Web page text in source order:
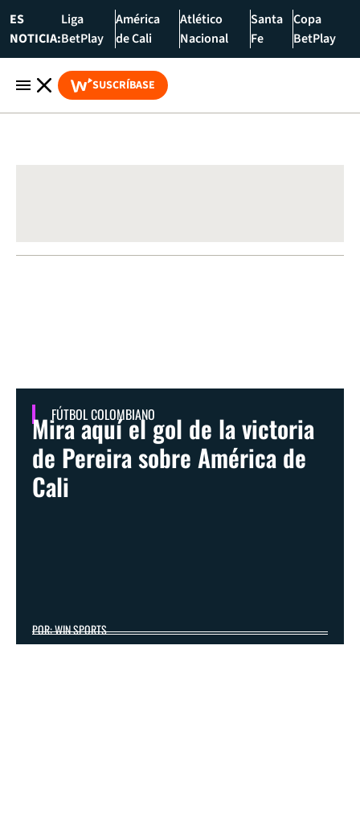
ES
NOTICIA:
Liga
BetPlay
América
de Cali
Atlético
Nacional
Santa
Fe
Copa
BetPlay
SUSCRÍBASE
FÚTBOL COLOMBIANO
Mira aquí el gol de la victoria
de Pereira sobre América de
Cali
POR: WIN SPORTS